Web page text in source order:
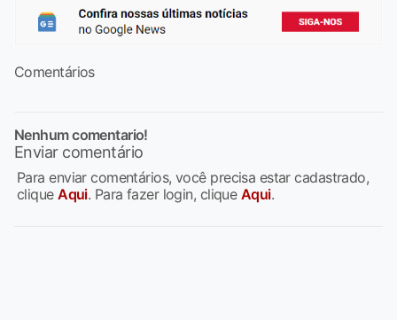
Comentários
Nenhum comentario!
Enviar comentário
Para enviar comentários, você precisa estar cadastrado,
cliqueAqui. Para fazer login, clique Aqui.